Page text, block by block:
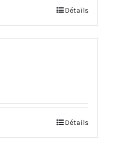
Détails
Détails